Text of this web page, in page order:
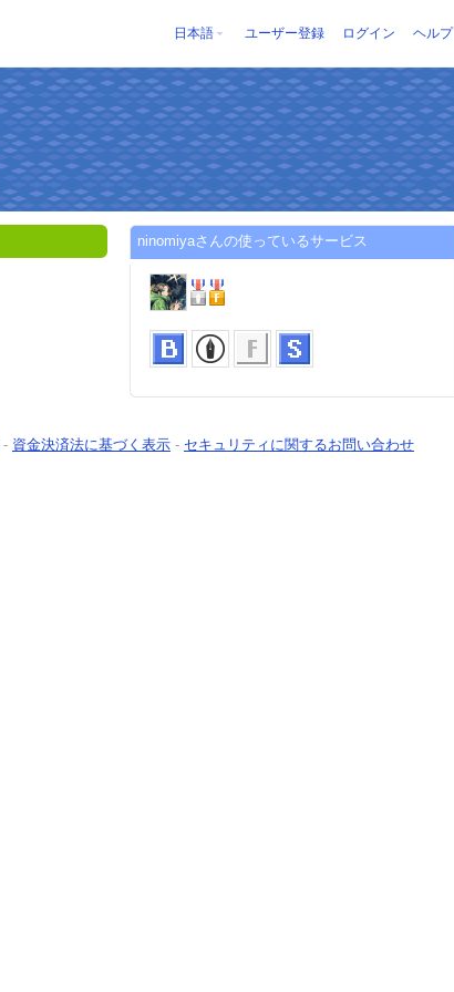
日本語 ユーザー登録 ログイン ヘルプ
ninomiyaさんの使っているサービス
- 資金決済法に基づく表示 - セキュリティに関するお問い合わせ